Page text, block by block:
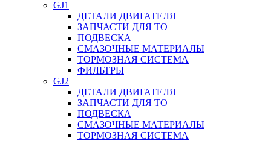
GJ1
ДЕТАЛИ ДВИГАТЕЛЯ
ЗАПЧАСТИ ДЛЯ ТО
ПОДВЕСКА
СМАЗОЧНЫЕ МАТЕРИАЛЫ
ТОРМОЗНАЯ СИСТЕМА
ФИЛЬТРЫ
GJ2
ДЕТАЛИ ДВИГАТЕЛЯ
ЗАПЧАСТИ ДЛЯ ТО
ПОДВЕСКА
СМАЗОЧНЫЕ МАТЕРИАЛЫ
ТОРМОЗНАЯ СИСТЕМА